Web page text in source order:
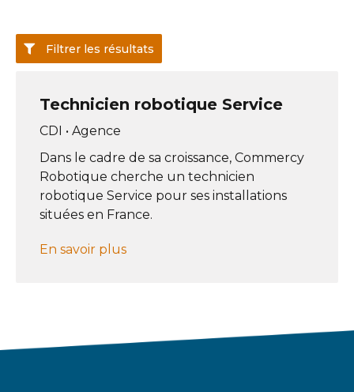
 Filtrer les résultats
Technicien robotique Service
CDI • Agence
Dans le cadre de sa croissance, Commercy
Robotique cherche un technicien
robotique Service pour ses installations
situées en France.
En savoir plus